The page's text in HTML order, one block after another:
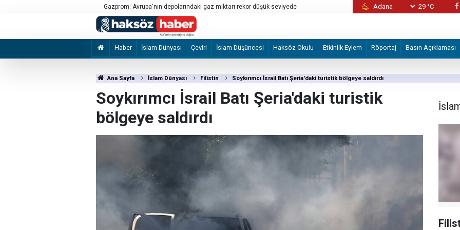
Gazprom: Avrupa'nın depolarındaki gaz miktarı rekor düşük seviyede İzmir merkezli suç örgütü operasyonunda
29 °C
Haber İslam Dünyası Çeviri İslam Düşüncesi Haksöz Okulu Etkinlik-Eylem Röportaj Basın Açıklaması
Ana Sayfa İslam Dünyası Filistin Soykırımcı İsrail Batı Şeria'daki turistik bölgeye saldırdı
Soykırımcı İsrail Batı Şeria'daki turistik
bölgeye saldırdı